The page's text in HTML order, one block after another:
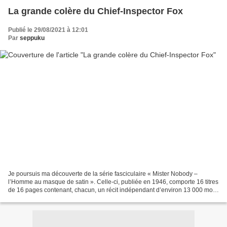
La grande colère du Chief-Inspector Fox
Publié le 29/08/2021 à 12:01
Par seppuku
Je poursuis ma découverte de la série fasciculaire « Mister Nobody –
l’Homme au masque de satin ». Celle-ci, publiée en 1946, comporte 16 titres
de 16 pages contenant, chacun, un récit indépendant d’environ 13 000 mots